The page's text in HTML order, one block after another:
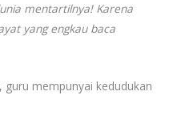
mentartilnya! Karena
yang engkau baca
mempunyai kedudukan